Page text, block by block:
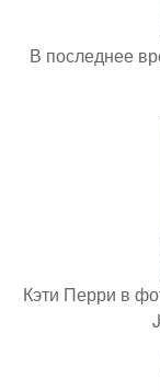
В последнее
Кэти Перри в